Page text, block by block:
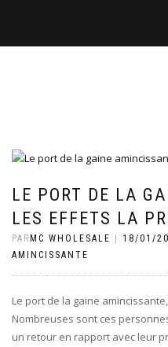
LE PORT DE LA
LES EFFETS LA
PAR MC WHOLESALE 18/01/
AMINCISSANTE
Le port de la gaine
Nombreuses sont ces
un retour en rapport avec leur